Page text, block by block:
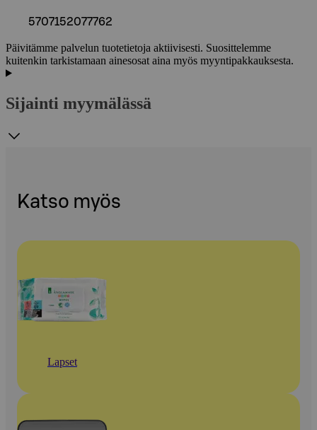
5707152077762
Päivitämme palvelun tuotetietoja aktiivisesti. Suosittelemme
kuitenkin tarkistamaan ainesosat aina myös myyntipakkauksesta.
Sijainti myymälässä
Katso myös
Lapset